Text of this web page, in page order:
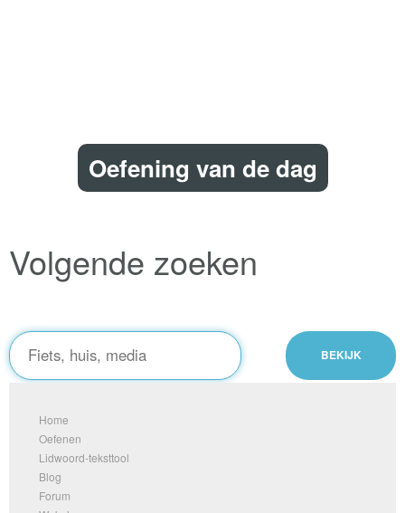
Oefening van de dag
Volgende zoeken
Home
Oefenen
Lidwoord-teksttool
Blog
Forum